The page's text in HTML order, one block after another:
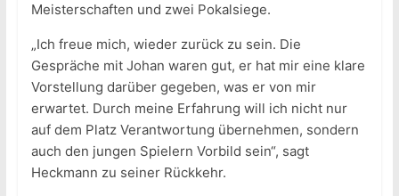
Meisterschaften und zwei Pokalsiege.
„Ich freue mich, wieder zurück zu sein. Die
Gespräche mit Johan waren gut, er hat mir eine klare
Vorstellung darüber gegeben, was er von mir
erwartet. Durch meine Erfahrung will ich nicht nur
auf dem Platz Verantwortung übernehmen, sondern
auch den jungen Spielern Vorbild sein“, sagt
Heckmann zu seiner Rückkehr.